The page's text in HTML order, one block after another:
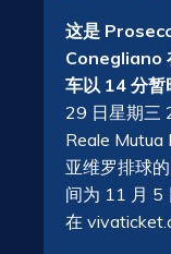
这是
Conegliano
车以 14 分暂
29 日星期三
Reale Mutua
亚维罗排球
间为 11 月 5
在